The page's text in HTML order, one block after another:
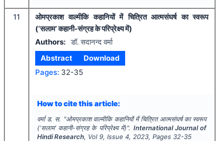
11
ओमप्रकाश वाल्मीकि कहानियों में चित्रित आत्मसंघर्ष का स्वरूप
(‘सलाम’ कहानी-संग्रह के परिप्रेक्ष्य में)
Authors: डॉ. सदानन्द वर्मा
Abstract
Download
Pages: 32-35
How to cite this article:
वर्मा ड. स. "ओमप्रकाश वाल्मीकि कहानियों में चित्रित आत्मसंघर्ष का स्वरूप
(‘सलाम’ कहानी-संग्रह के परिप्रेक्ष्य में)". International Journal of
Hindi Research, Vol 9, Issue 4, 2023, Pages 32-35